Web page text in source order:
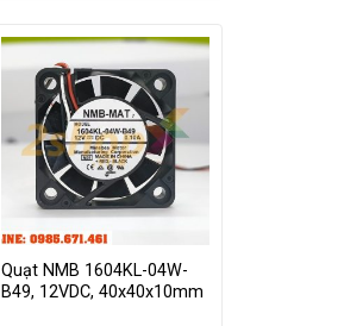
Quạt NMB 1604KL-04W-
B49, 12VDC, 40x40x10mm